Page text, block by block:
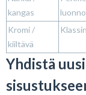
kangas
Kromi /
kiiltävä
Yhdistä